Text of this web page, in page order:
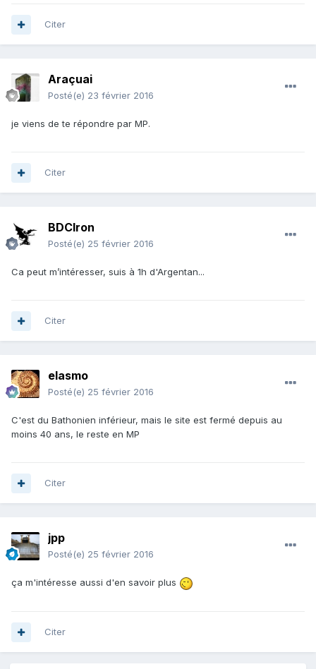
Citer
Araçuai
Posté(e) 23 février 2016
je viens de te répondre par MP.
Citer
BDCIron
Posté(e) 25 février 2016
Ca peut m’intéresser, suis à 1h d'Argentan...
Citer
elasmo
Posté(e) 25 février 2016
C'est du Bathonien inférieur, mais le site est fermé depuis au
moins 40 ans, le reste en MP
Citer
jpp
Posté(e) 25 février 2016
ça m'intéresse aussi d'en savoir plus
Citer